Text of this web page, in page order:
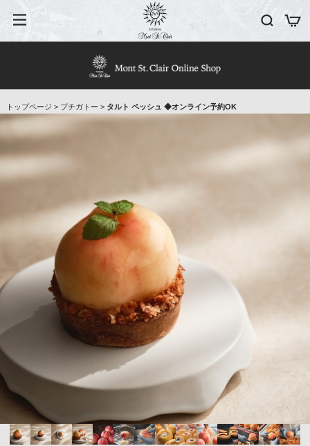
トップページ > プチガトー > タルト ペッシュ ◆オンライン予約OK